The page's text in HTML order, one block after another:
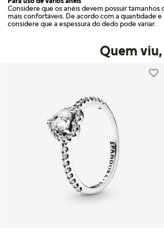
Considere que os anéis devem possuir tamanhos
mais confortáveis. De acordo com a quantidade e
considere que a espessura do dedo pode variar.
Quem